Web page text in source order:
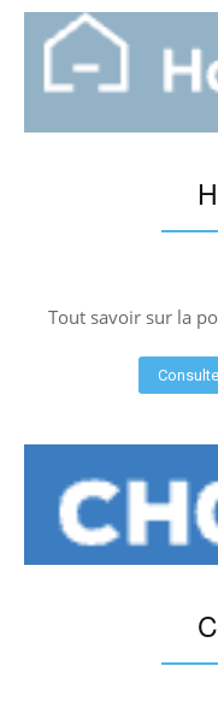
Tout savoir sur la